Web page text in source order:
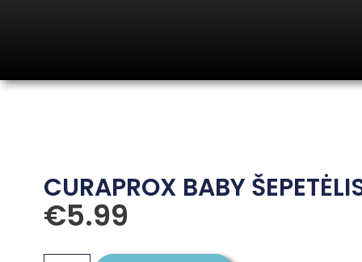
CURAPROX BABY
€5.99